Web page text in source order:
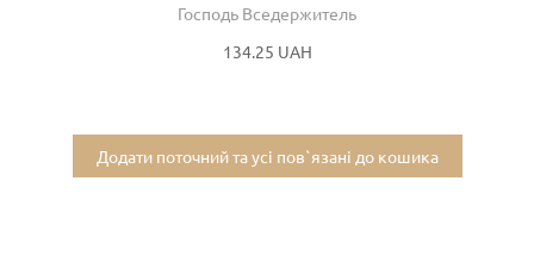
Господь Вседержитель
134.25 UAH
Додати поточний та усі пов`язані до кошика